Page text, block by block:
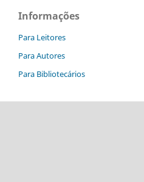
Informações
Para Leitores
Para Autores
Para Bibliotecários